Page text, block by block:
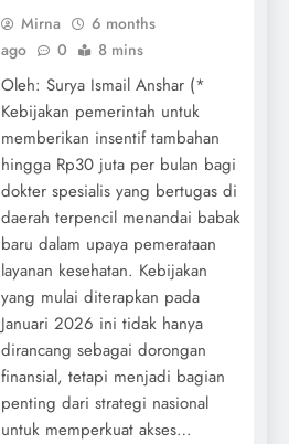
Mirna
6 months
ago
0 8 mins
Oleh: Surya Ismail Anshar (*
Kebijakan pemerintah untuk
memberikan insentif tambahan
hingga Rp30 juta per bulan bagi
dokter spesialis yang bertugas di
daerah terpencil menandai babak
baru dalam upaya pemerataan
layanan kesehatan. Kebijakan
yang mulai diterapkan pada
Januari 2026 ini tidak hanya
dirancang sebagai dorongan
finansial, tetapi menjadi bagian
penting dari strategi nasional
untuk memperkuat akses…